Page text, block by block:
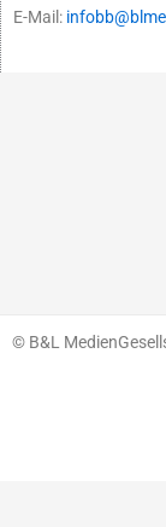
E-Mail:
© B&L